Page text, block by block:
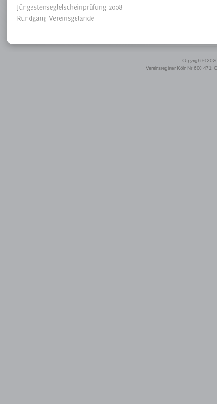
Copyright ©
Vereinsregister Köln Nr. 600 471;